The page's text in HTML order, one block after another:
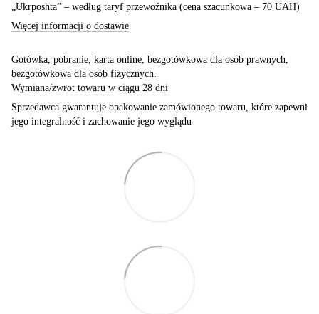
„Ukrposhta” – według taryf przewoźnika (cena szacunkowa – 70 UAH)
Więcej informacji o dostawie
Gotówka, pobranie, karta online, bezgotówkowa dla osób prawnych,
bezgotówkowa dla osób fizycznych.
Wymiana/zwrot towaru w ciągu 28 dni
Sprzedawca gwarantuje opakowanie zamówionego towaru, które zapewni
jego integralność i zachowanie jego wyglądu